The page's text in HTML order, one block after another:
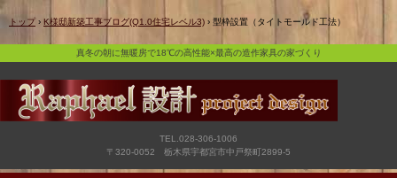
真冬の朝に無暖房で18℃の高性能×最高の造作家具の家づくり
トップ › K様邸新築工事ブログ(Q1.0住宅レベル3) › 型枠設置（タイトモールド工法）
真冬の朝に無暖房で18℃の高性能×最高の造作家具の家づくり
TEL.028-306-1006
〒320-0052 栃木県宇都宮市中戸祭町2899-5